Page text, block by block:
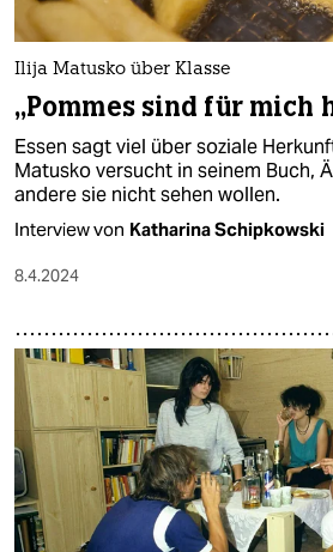
Ilija Matusko über Klasse
„Pommes sind für mich
Essen sagt viel über soziale
Matusko versucht in seinem Buch,
andere sie nicht sehen wollen.
Interview von Katharina Schipkowski
8.4.2024